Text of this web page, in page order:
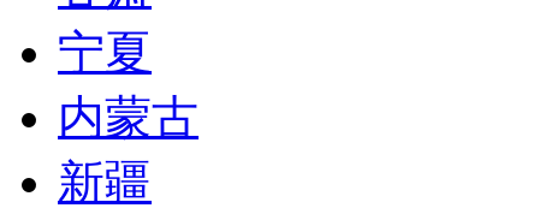
宁夏
内蒙古
新疆